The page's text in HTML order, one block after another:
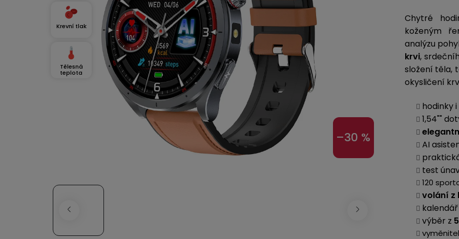
produktu
je
5,0
z
5
hvězdiček.
Chytré
koženým
analýzu
krvi,
složení těla,
okysličení
hodinky
1,54""
AI
test
120
volání z
výběr z
Krevní tlak
Tělesná
teplota
–30 %